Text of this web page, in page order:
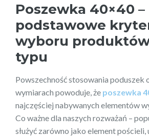
Poszewka 40×40 –
podstawowe
wyboru
typu
Powszechność stosowania poduszek
wymiarach powoduje, że poszewka
najczęściej nabywanych elementów
Co ważne dla naszych rozważań –
służyć zarówno jako element pościeli,